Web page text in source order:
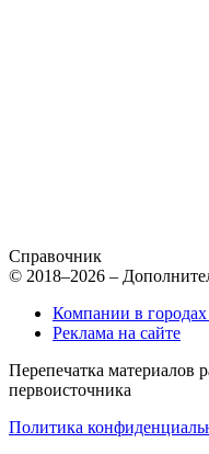
Справочник
© 2018–2026 –
Компании в
Реклама на сайте
Перепечатка материалов
первоисточника
Политика